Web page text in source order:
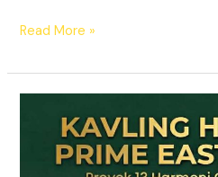
Read More »
MURAH
Puncak